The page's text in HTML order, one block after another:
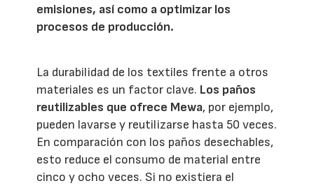
emisiones, así como a optimizar los
procesos de producción.
La durabilidad de los textiles frente a otros
materiales es un factor clave. Los paños
reutilizables que ofrece Mewa, por ejemplo,
pueden lavarse y reutilizarse hasta 50 veces.
En comparación con los paños desechables,
esto reduce el consumo de material entre
cinco y ocho veces. Si no existiera el